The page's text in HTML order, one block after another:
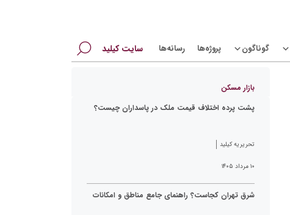
برای:
گوناگون پروژه‌ها رسانه‌ها سایت کیلید
بازار مسکن
پشت پرده اختلاف قیمت ملک در پاسداران چیست؟
تحریریه کیلید
۱۰ مرداد ۱۴۰۵
شرق تهران کجاست؟ راهنمای جامع مناطق و امکانات